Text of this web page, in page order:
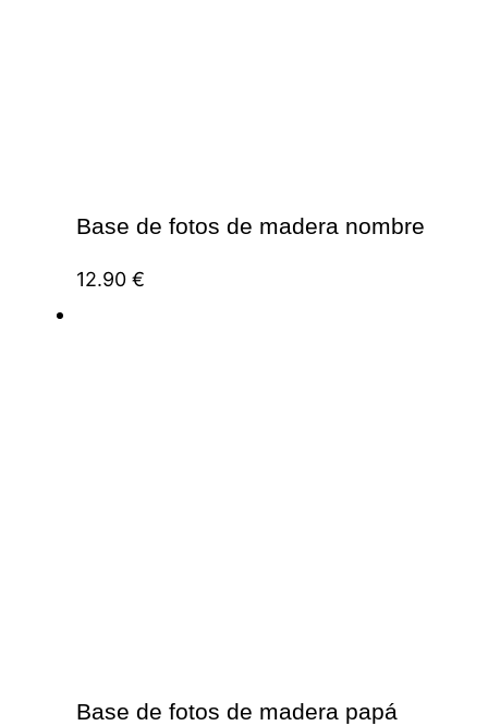
Base de fotos de madera nombre
12.90 €
Base de fotos de madera papá